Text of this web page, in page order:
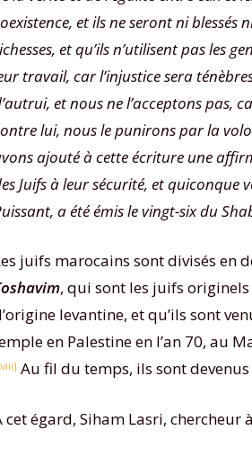
et ils ne seront ni blessés
et qu’ils n’utilisent pas les
travail, car l’injustice sera
et nous ne l’acceptons pas,
lui, nous le punirons par la
ajouté à cette écriture une
Juifs à leur sécurité, et
a été émis le vingt-six du
juifs marocains sont divisés en
, qui sont les juifs
levantine, et qu’ils sont
en Palestine en l’an 70, au
Au fil du temps, ils sont
cet égard, Siham Lasri, chercheur